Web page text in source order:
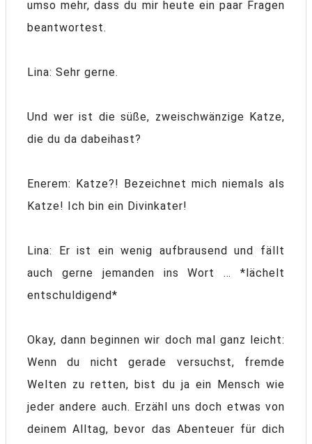
umso mehr, dass du mir heute ein paar Fragen
beantwortest.
Lina: Sehr gerne.
Und wer ist die süße, zweischwänzige Katze,
die du da dabeihast?
Enerem: Katze?! Bezeichnet mich niemals als
Katze! Ich bin ein Divinkater!
Lina: Er ist ein wenig aufbrausend und fällt
auch gerne jemanden ins Wort … *lächelt
entschuldigend*
Okay, dann beginnen wir doch mal ganz leicht:
Wenn du nicht gerade versuchst, fremde
Welten zu retten, bist du ja ein Mensch wie
jeder andere auch. Erzähl uns doch etwas von
deinem Alltag, bevor das Abenteuer für dich